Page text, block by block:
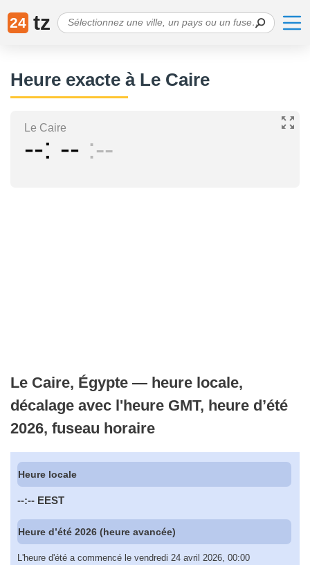
24 tz
Heure exacte à Le Caire
Le Caire
-- -- --
Le Caire, Égypte — heure locale,
décalage avec l'heure GMT, heure d’été
2026, fuseau horaire
Heure locale
--:-- EEST
Heure d’été 2026 (heure avancée)
L'heure d'été a commencé le vendredi 24 avril 2026, 00:00